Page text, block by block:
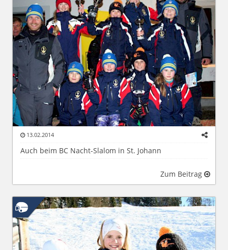
13.02.2014
Auch beim BC Nacht-Slalom in St. Johann
Zum Beitrag